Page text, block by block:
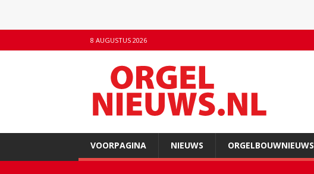
8 AUGUSTUS 2026
VOORPAGINA NIEUWS ORGELBOUWNIEUWS